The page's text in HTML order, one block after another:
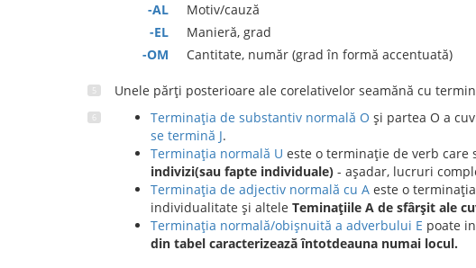
-AL
Motiv/cauză
-EL
Manieră, grad
-OM
Cantitate, număr (grad în formă accentuată)
Unele părți posterioare ale corelativelor seamănă cu
Terminația de substantiv normală O și partea O a
se termină J.
Terminația normală U este o terminație de verb
indivizi(sau fapte individuale) - așadar, lucruri
Terminația de adjectiv normală cu A este o
individualitate și altele Teminațiile A de sfârșit ale
Terminația normală/obișnuită a adverbului E poate
din tabel caracterizează întotdeauna numai locul.